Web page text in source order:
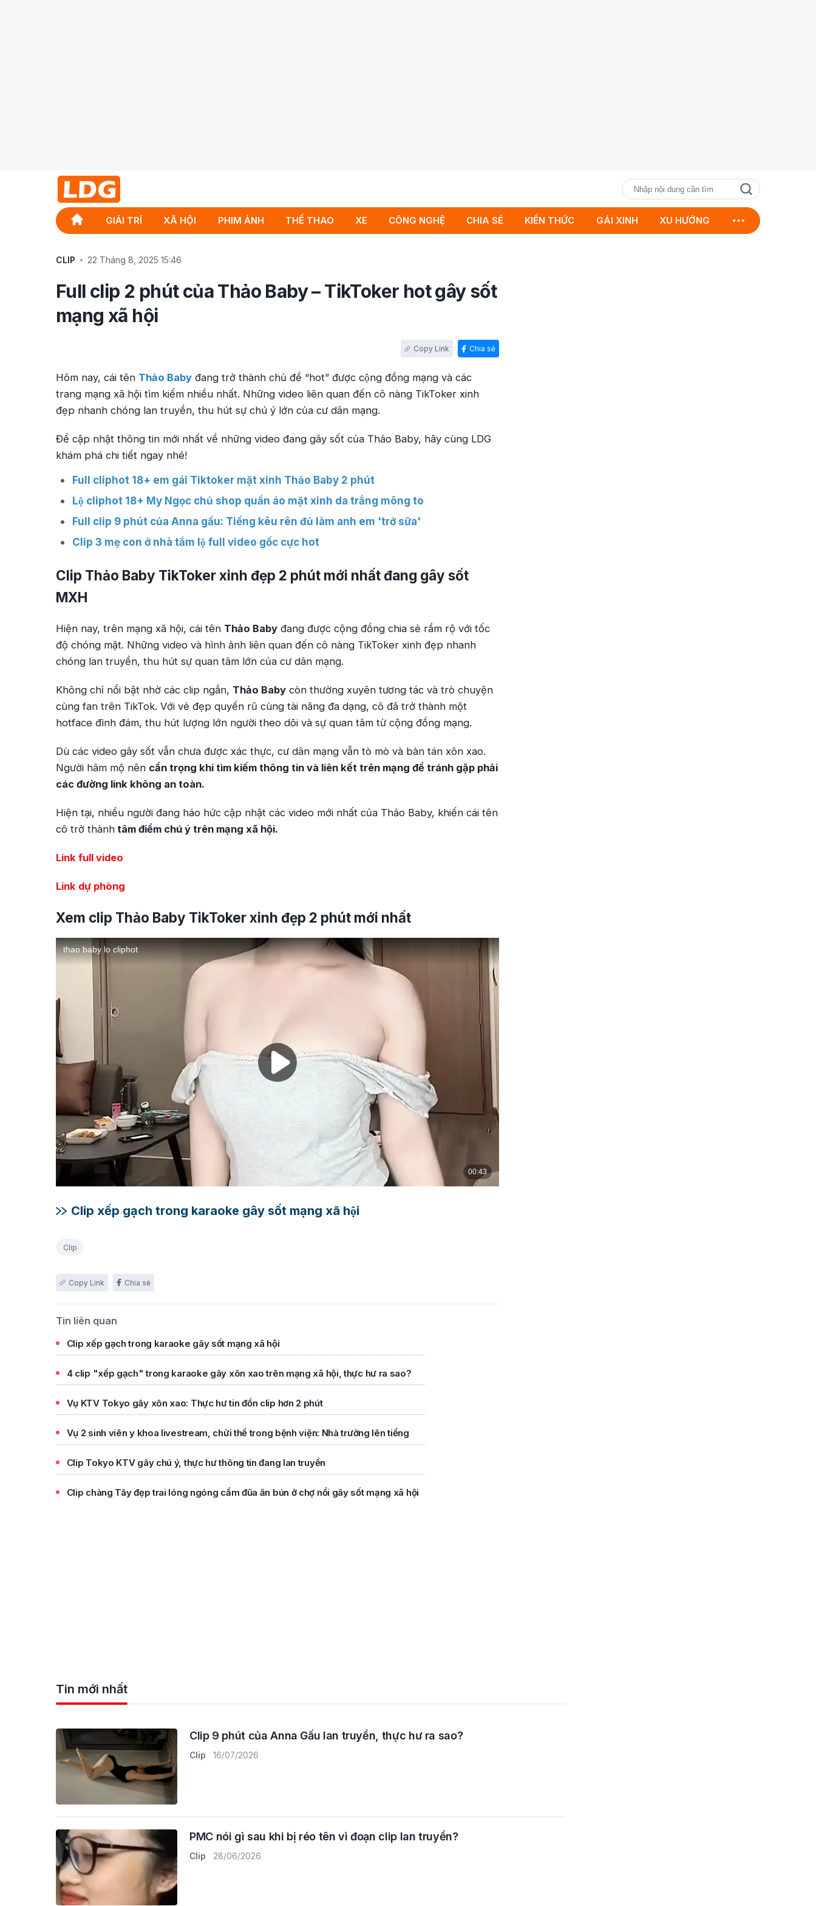
GIẢI TRÍ XÃ HỘI PHIM ẢNH THỂ THAO XE CÔNG NGHỆ CHIA SẺ KIẾN THỨC GÁI XINH XU HƯỚNG
CLIP 22 Tháng 8, 2025 15:46
Full clip 2 phút của Thảo Baby – TikToker hot gây sốt
mạng xã hội
Chia sẻ
Hôm nay, cái tên Thảo Baby đang trở thành chủ đề “hot” được cộng đồng mạng và các
trang mạng xã hội tìm kiếm nhiều nhất. Những video liên quan đến cô nàng TikToker xinh
đẹp nhanh chóng lan truyền, thu hút sự chú ý lớn của cư dân mạng.
Để cập nhật thông tin mới nhất về những video đang gây sốt của Thảo Baby, hãy cùng LDG
khám phá chi tiết ngay nhé!
Full cliphot 18+ em gái Tiktoker mặt xinh Thảo Baby 2 phút
Lộ cliphot 18+ My Ngọc chủ shop quần áo mặt xinh da trắng mông to
Full clip 9 phút của Anna gấu: Tiếng kêu rên đủ làm anh em 'trớ sữa'
Clip 3 mẹ con ở nhà tắm lộ full video gốc cực hot
Clip Thảo Baby TikToker xinh đẹp 2 phút mới nhất đang gây sốt
MXH
Hiện nay, trên mạng xã hội, cái tên Thảo Baby đang được cộng đồng chia sẻ rầm rộ với tốc
độ chóng mặt. Những video và hình ảnh liên quan đến cô nàng TikToker xinh đẹp nhanh
chóng lan truyền, thu hút sự quan tâm lớn của cư dân mạng.
Không chỉ nổi bật nhờ các clip ngắn, Thảo Baby còn thường xuyên tương tác và trò chuyện
cùng fan trên TikTok. Với vẻ đẹp quyến rũ cùng tài năng đa dạng, cô đã trở thành một
hotface đình đám, thu hút lượng lớn người theo dõi và sự quan tâm từ cộng đồng mạng.
Dù các video gây sốt vẫn chưa được xác thực, cư dân mạng vẫn tò mò và bàn tán xôn xao.
Người hâm mộ nên cẩn trọng khi tìm kiếm thông tin và liên kết trên mạng để tránh gặp phải
các đường link không an toàn.
Hiện tại, nhiều người đang háo hức cập nhật các video mới nhất của Thảo Baby, khiến cái tên
cô trở thành tâm điểm chú ý trên mạng xã hội.
Link full video
Link dự phòng
Xem clip Thảo Baby TikToker xinh đẹp 2 phút mới nhất
Clip xếp gạch trong karaoke gây sốt mạng xã hội
Clip
Chia sẻ
Tin liên quan
Clip xếp gạch trong karaoke gây sốt mạng xã hội
4 clip "xếp gạch" trong karaoke gây xôn xao trên mạng xã hội, thực hư ra sao?
Vụ KTV Tokyo gây xôn xao: Thực hư tin đồn clip hơn 2 phút
Vụ 2 sinh viên y khoa livestream, chửi thề trong bệnh viện: Nhà trường lên tiếng
Clip Tokyo KTV gây chú ý, thực hư thông tin đang lan truyền
Clip chàng Tây đẹp trai lóng ngóng cầm đũa ăn bún ở chợ nổi gây sốt mạng xã hội
Tin mới nhất
Clip 9 phút của Anna Gấu lan truyền, thực hư ra sao?
Clip 16/07/2026
PMC nói gì sau khi bị réo tên vì đoạn clip lan truyền?
Clip 28/06/2026